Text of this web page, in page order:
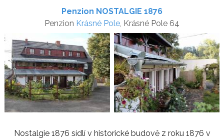
Penzion NOSTALGIE 1876
Penzion Krásné Pole, Krásné Pole 64
Nostalgie 1876 sídlí v historické budově z roku 1876 v